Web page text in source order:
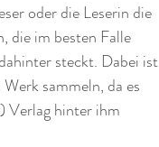
oder die Leserin die
die im besten Falle
steckt. Dabei ist
sammeln, da es
Verlag hinter ihm